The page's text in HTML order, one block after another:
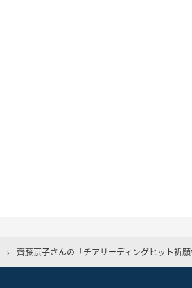
› 齊藤京子さんの「チアリーディングヒット祈